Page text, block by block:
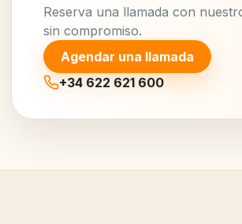
Reserva una llamada con
sin compromiso.
Agendar una llamada
+34 622 621 600